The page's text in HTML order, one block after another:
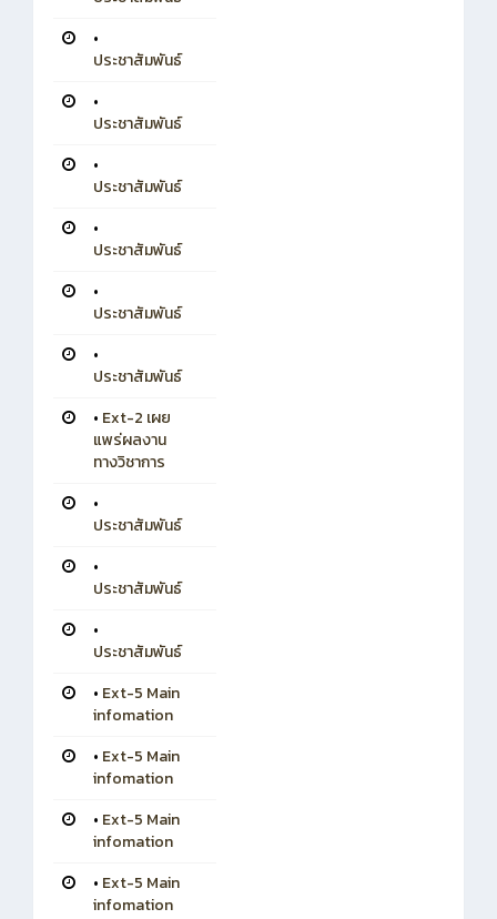
•
ประชาสัมพันธ์
•
ประชาสัมพันธ์
•
ประชาสัมพันธ์
•
ประชาสัมพันธ์
•
ประชาสัมพันธ์
•
ประชาสัมพันธ์
• Ext-2 เผย
แพร่ผลงาน
ทางวิชาการ
•
ประชาสัมพันธ์
•
ประชาสัมพันธ์
•
ประชาสัมพันธ์
• Ext-5 Main
infomation
• Ext-5 Main
infomation
• Ext-5 Main
infomation
• Ext-5 Main
infomation